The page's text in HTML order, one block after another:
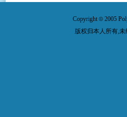
Copyright© 2005
版权归本人所有,